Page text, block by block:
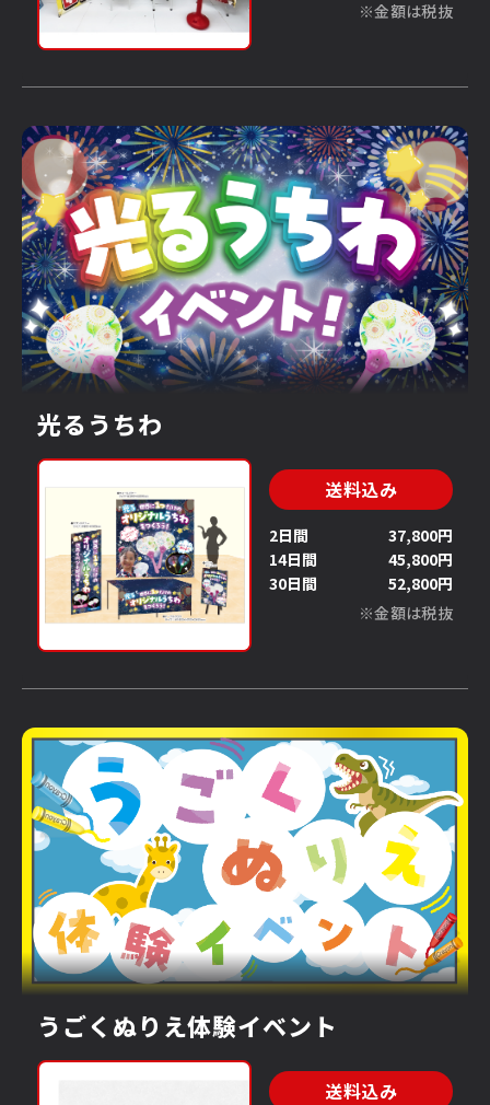
※金額は税抜
光るうちわ
送料込み
2日間
37,800円
14日間
45,800円
30日間
52,800円
※金額は税抜
うごくぬりえ体験イベント
送料込み